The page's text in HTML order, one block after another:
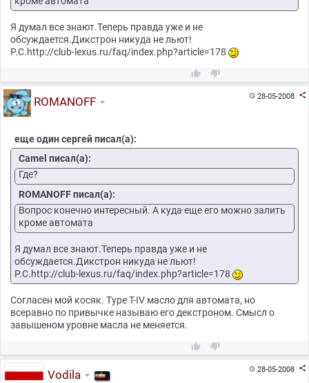
Я думал все знают.Теперь правда уже и не
обсуждается.Дикстрон никуда не льют!
Р.С.http://club-lexus.ru/faq/index.php?article=178
 
28-05-2008 
ROMANOFF
еще один сергей писал(а):
Camel писал(а):
Где?
ROMANOFF писал(а):
Вопрос конечно интересный. А куда еще его можно залить
кроме автомата
Я думал все знают.Теперь правда уже и не
обсуждается.Дикстрон никуда не льют!
Р.С.http://club-lexus.ru/faq/index.php?article=178
Согласен мой косяк. Type T-IV масло для автомата, но
всеравно по привычке называю его декстроном. Смысл о
завышеном уровне масла не меняется.
 
28-05-2008 
Vodila